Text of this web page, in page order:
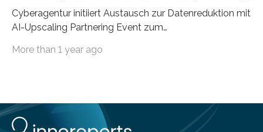
Cyberagentur initiiert Austausch zur Datenreduktion mit
AI-Upscaling Partnering Event zum
innovative DatenverarbeitungDie Agentur für
Entwicklung von Technologien zur gezielten
Datenreduktion und Rekonstruktion in schwierigen
More than 1 year ago